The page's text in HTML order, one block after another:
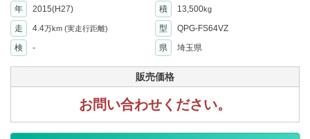
年
2015(H27) 積 13,500kg
走 4.4万km (実走行距離) 型
QPG-FS64VZ
検
- 県 埼玉県
販売価格
お問い合わせください。